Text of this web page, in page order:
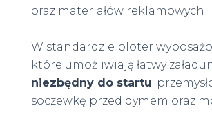
oraz materiałów reklamowych i
W standardzie ploter
które umożliwiają łatwy
niezbędny do startu:
soczewkę przed dymem oraz